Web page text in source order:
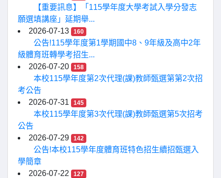
【重要訊息】「115學年度大學考試入學分發志
願選填講座」延期舉...
2026-07-13
160
公告!115學年度第1學期國中8、9年級及高中2年
級體育班轉學考招生...
2026-07-20
158
本校115學年度第2次代理(課)教師甄選第第2次招
考公告
2026-07-31
145
本校115學年度第3次代理(課)教師甄選第5次招考
公告
2026-07-29
142
公告!本校115學年度體育班特色招生續招甄選入
學簡章
2026-07-22
127